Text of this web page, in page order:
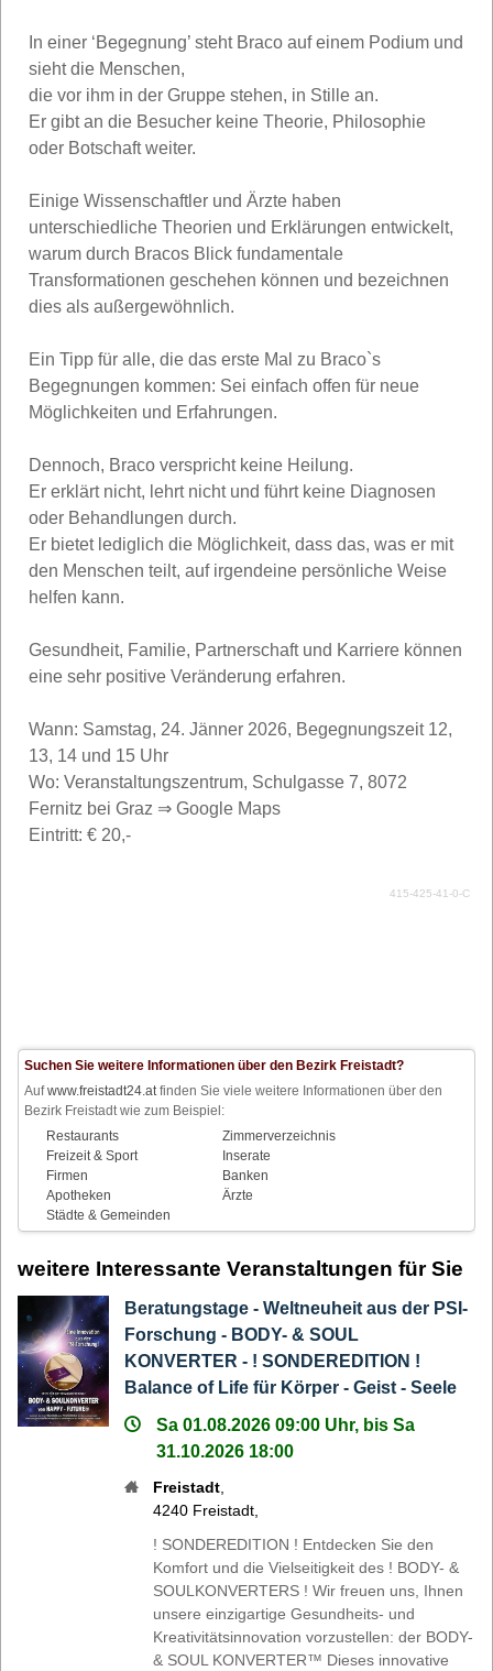
In einer ‘Begegnung’ steht Braco auf einem Podium und
sieht die Menschen,
die vor ihm in der Gruppe stehen, in Stille an.
Er gibt an die Besucher keine Theorie, Philosophie
oder Botschaft weiter.
Einige Wissenschaftler und Ärzte haben
unterschiedliche Theorien und Erklärungen entwickelt,
warum durch Bracos Blick fundamentale
Transformationen geschehen können und bezeichnen
dies als außergewöhnlich.
Ein Tipp für alle, die das erste Mal zu Braco`s
Begegnungen kommen: Sei einfach offen für neue
Möglichkeiten und Erfahrungen.
Dennoch, Braco verspricht keine Heilung.
Er erklärt nicht, lehrt nicht und führt keine Diagnosen
oder Behandlungen durch.
Er bietet lediglich die Möglichkeit, dass das, was er mit
den Menschen teilt, auf irgendeine persönliche Weise
helfen kann.
Gesundheit, Familie, Partnerschaft und Karriere können
eine sehr positive Veränderung erfahren.
Wann: Samstag, 24. Jänner 2026, Begegnungszeit 12,
13, 14 und 15 Uhr
Wo: Veranstaltungszentrum, Schulgasse 7, 8072
Fernitz bei Graz ⇒ Google Maps
Eintritt: € 20,-
415-425-41-0-C
Suchen Sie weitere Informationen über den Bezirk Freistadt?
Aufwww.freistadt24.atfinden Sie viele weitere Informationen über den
Bezirk Freistadt wie zum Beispiel:
Restaurants
Zimmerverzeichnis
Freizeit & Sport
Inserate
Firmen
Banken
Apotheken
Ärzte
Städte & Gemeinden
weitere Interessante Veranstaltungen für Sie
Beratungstage - Weltneuheit aus der PSI-
Forschung - BODY- & SOUL
KONVERTER - ! SONDEREDITION !
Balance of Life für Körper - Geist - Seele
Sa 01.08.2026 09:00 Uhr, bis Sa
31.10.2026 18:00
Freistadt
4240 Freistadt
! SONDEREDITION ! Entdecken Sie den
Komfort und die Vielseitigkeit des ! BODY- &
SOULKONVERTERS ! Wir freuen uns, Ihnen
unsere einzigartige Gesundheits- und
Kreativitätsinnovation vorzustellen: der BODY-
& SOUL KONVERTER™ Dieses innovative